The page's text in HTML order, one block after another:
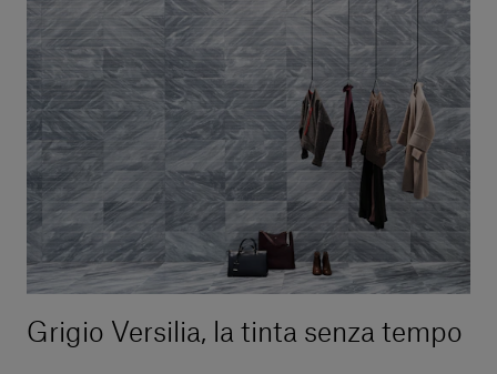
Grigio Versilia, la tinta senza tempo